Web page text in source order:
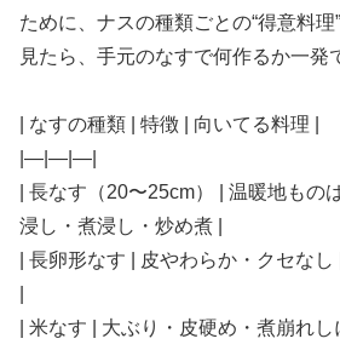
ために、ナスの種類ごとの“得意料
見たら、手元のなすで何作るか一発
| なすの種類 | 特徴 | 向いてる料理 |
|—|—|—|
| 長なす（20〜25cm） | 温暖地もの
浸し・煮浸し・炒め煮 |
| 長卵形なす | 皮やわらか・クセな
| 米なす | 大ぶり・皮硬め・煮崩れ